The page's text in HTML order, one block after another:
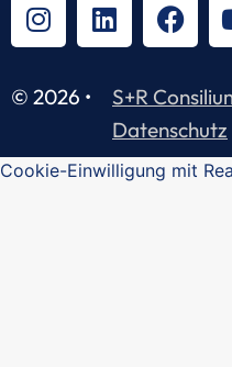
© 2026 • S+R
Datenschutz
Cookie-Einwilligung mit